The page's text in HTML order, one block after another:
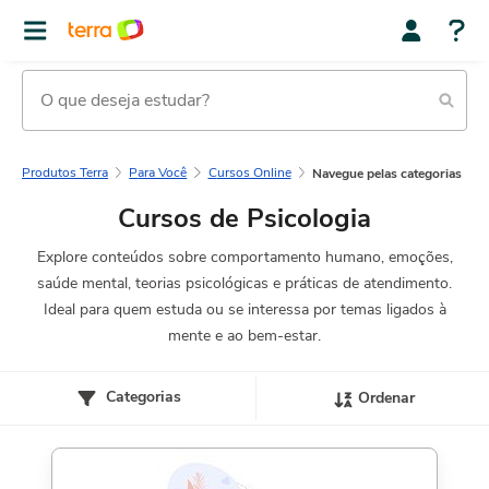
Produtos Terra Para Você Cursos Online Navegue pelas categorias
Cursos de Psicologia
Explore conteúdos sobre comportamento humano, emoções,
saúde mental, teorias psicológicas e práticas de atendimento.
Ideal para quem estuda ou se interessa por temas ligados à
mente e ao bem-estar.
Categorias Ordenar